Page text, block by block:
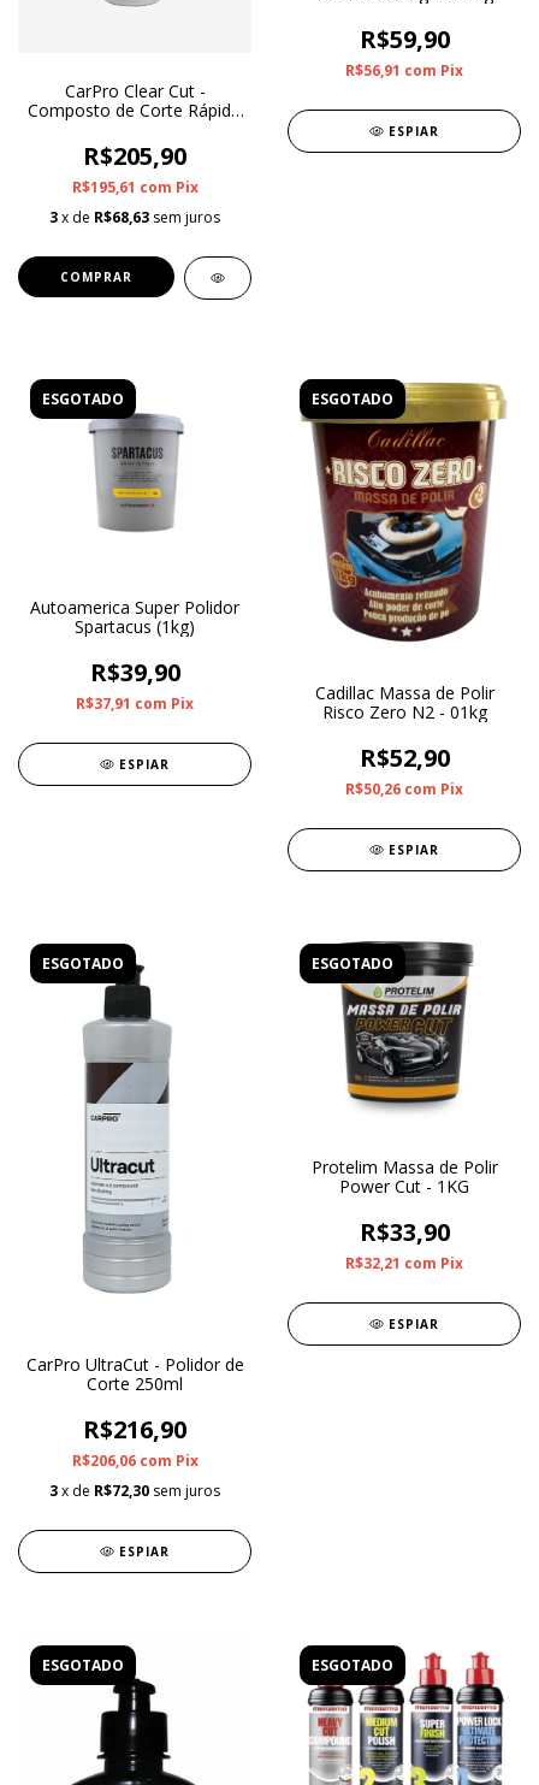
CarPro Clear Cut -
Composto de Corte Rápido
R$205,90
R$195,61 com Pix
3x de R$68,63 sem juros
R$59,90
R$56,91 com Pix
ESPIAR
ESGOTADO
Autoamerica Super Polidor
Spartacus (1kg)
R$39,90
R$37,91 com Pix
ESPIAR
ESGOTADO
Cadillac Massa de Polir
Risco Zero N2 - 01kg
R$52,90
R$50,26 com Pix
ESPIAR
ESGOTADO
CarPro UltraCut - Polidor de
Corte 250ml
R$216,90
R$206,06 com Pix
3x de R$72,30 sem juros
ESPIAR
ESGOTADO
Protelim Massa de Polir
Power Cut - 1KG
R$33,90
R$32,21 com Pix
ESPIAR
ESGOTADO ESGOTADO